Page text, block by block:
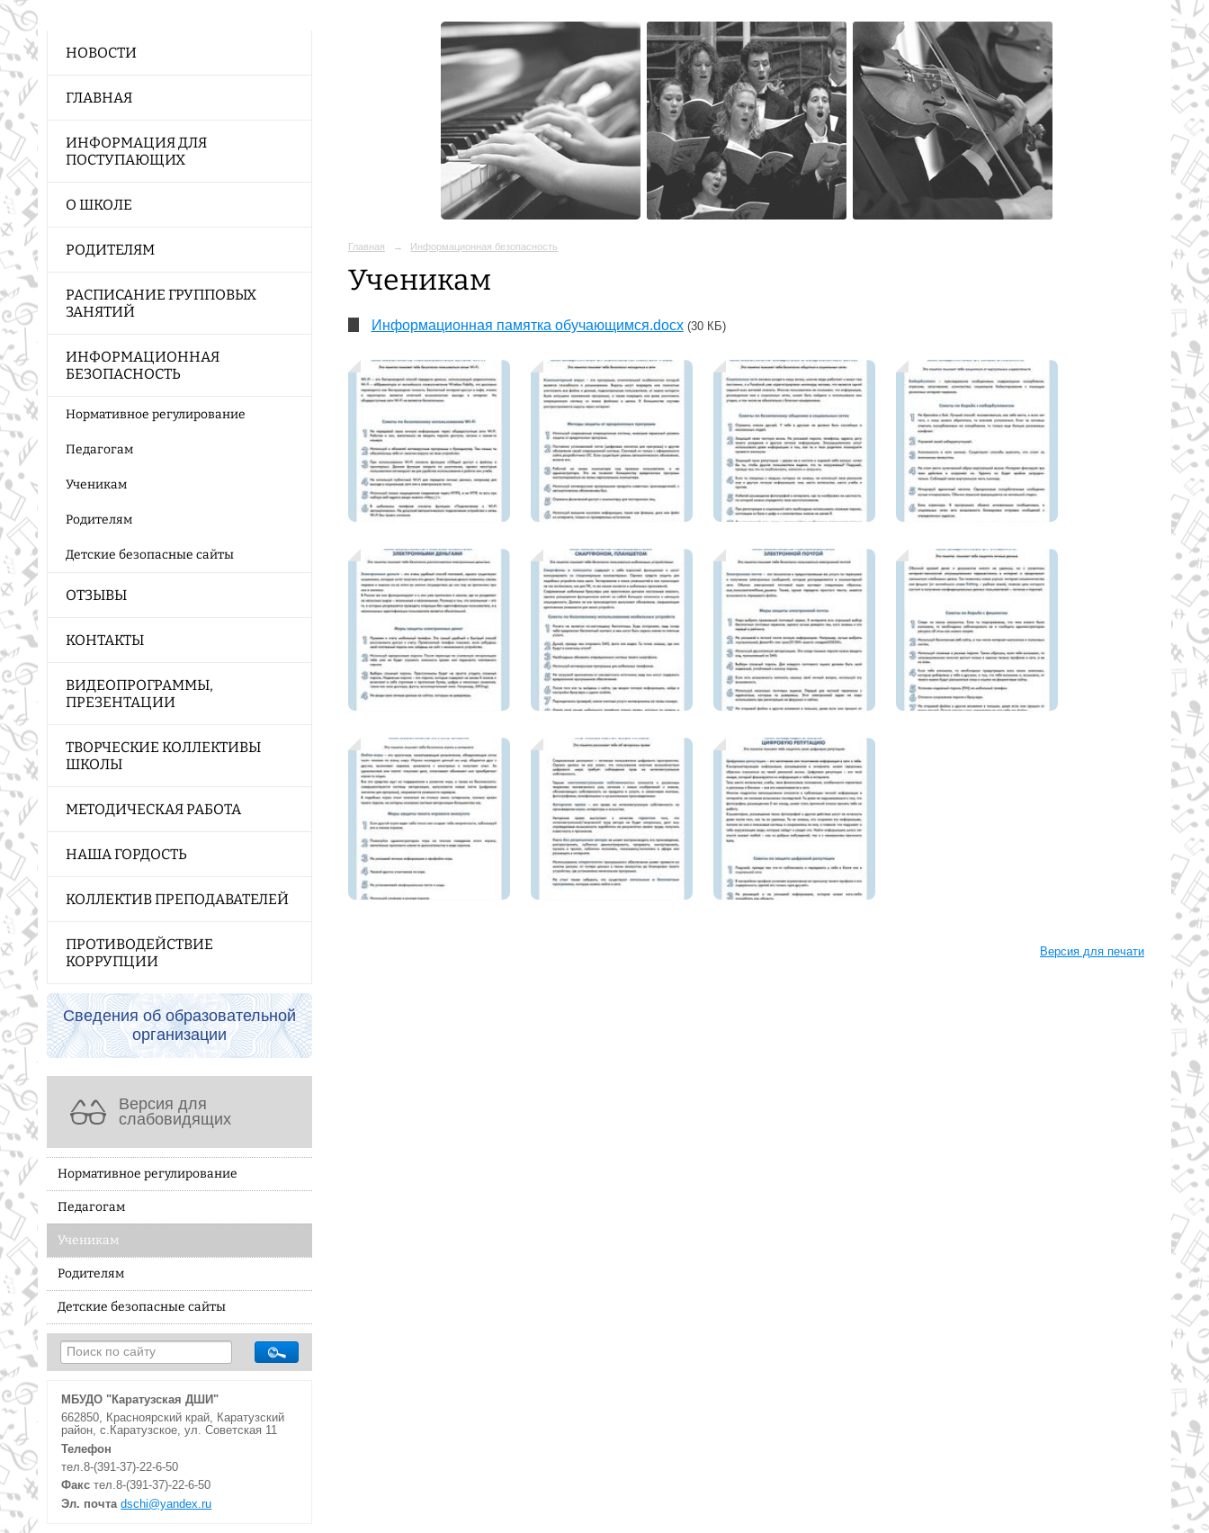
НОВОСТИ
ГЛАВНАЯ
ИНФОРМАЦИЯ ДЛЯ
ПОСТУПАЮЩИХ
О ШКОЛЕ
РОДИТЕЛЯМ
РАСПИСАНИЕ ГРУППОВЫХ
ЗАНЯТИЙ
ИНФОРМАЦИОННАЯ
БЕЗОПАСНОСТЬ
Нормативное регулирование
Педагогам
Ученикам
Родителям
Детские безопасные сайты
ОТЗЫВЫ
КОНТАКТЫ
ВИДЕОПРОГРАММЫ,
ПРЕЗЕНТАЦИИ
ТВОРЧЕСКИЕ КОЛЛЕКТИВЫ
ШКОЛЫ
МЕТОДИЧЕСКАЯ РАБОТА
НАША ГОРДОСТЬ
КОЛЛЕКТИВ ПРЕПОДАВАТЕЛЕЙ
ПРОТИВОДЕЙСТВИЕ
КОРРУПЦИИ
Сведения об образовательной
организации
Версия для
слабовидящих
Нормативное регулирование
Педагогам
Ученикам
Родителям
Детские безопасные сайты
МБУДО "Каратузская ДШИ"
662850, Красноярский край, Каратузский
район, с.Каратузское, ул. Советская 11
Телефон
тел.8-(391-37)-22-6-50
Факс тел.8-(391-37)-22-6-50
Эл. почта dschi@yandex.ru
Главная → Информационная безопасность
Ученикам
Информационная памятка обучающимся.docx (30 КБ)
Версия для печати